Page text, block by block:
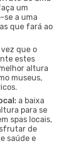
um
se a uma
que fará ao
que o
estes
altura
museus,
a baixa
para se
spas locais,
de
saúde e